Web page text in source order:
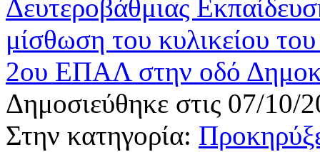
Δευτεροβάθμιας
μίσθωση του κυλικείου
2ου ΕΠΑΛ στην οδό
Δημοσιεύθηκε στις 07/10/
Στην κατηγορία: